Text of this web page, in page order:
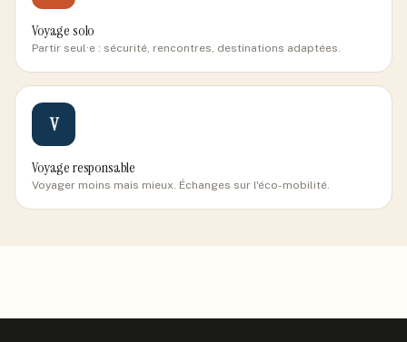
Voyage solo
Partir seul·e : sécurité, rencontres, destinations adaptées.
V
Voyage responsable
Voyager moins mais mieux. Échanges sur l'éco-mobilité.